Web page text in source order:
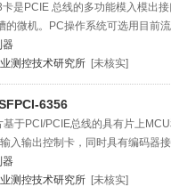
是PCIE 总线的多功能模入模出
的微机。PC操作系统可选用目前
器
测控技术研究所 [未核实]
6356
于PCI/PCIE总线的具有片上
入输出控制卡，同时具有编码器
器
测控技术研究所 [未核实]